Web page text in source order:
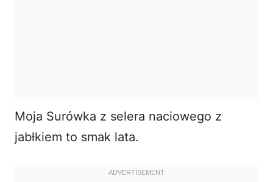
Moja Surówka z selera naciowego z
jabłkiem to smak lata.